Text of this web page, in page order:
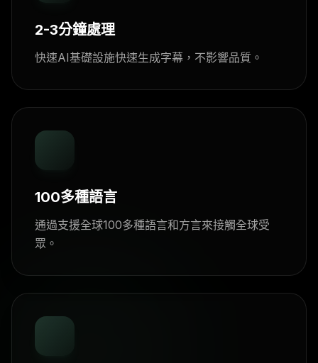
2-3分鐘處理
快速AI基礎設施快速生成字幕，不影響品質。
100多種語言
通過支援全球100多種語言和方言來接觸全球受
眾。